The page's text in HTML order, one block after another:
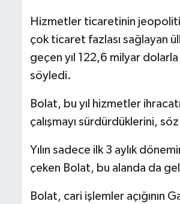
Hizmetler ticaretinin
çok ticaret fazlası sağlayan
geçen yıl 122,6 milyar
söyledi.
Bolat, bu yıl hizmetler
çalışmayı sürdürdüklerini,
Yılın sadece ilk 3 aylık
çeken Bolat, bu alanda da
Bolat, cari işlemler açığının